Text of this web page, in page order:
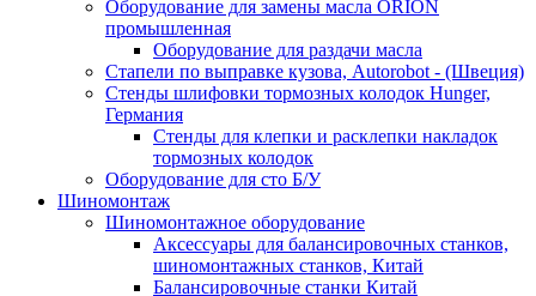
Оборудование для замены масла ORION
промышленная
Оборудование для раздачи масла
Стапели по выправке кузова, Autorobot - (Швеция)
Стенды шлифовки тормозных колодок Hunger,
Германия
Стенды для клепки и расклепки накладок
тормозных колодок
Оборудование для сто Б/У
Шиномонтаж
Шиномонтажное оборудование
Аксессуары для балансировочных станков,
шиномонтажных станков, Китай
Балансировочные станки Китай